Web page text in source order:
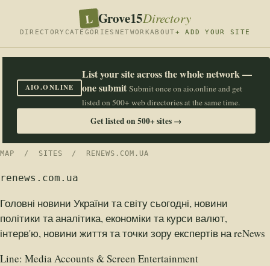
L Grove15Directory
DIRECTORY CATEGORIES NETWORKABOUT+ ADD YOUR SITE
AIO.ONLINE
List your site across the whole network —
one submit Submit once on aio.online and get
listed on 500+ web directories at the same time.
Get listed on 500+ sites →
MAP / SITES / RENEWS.COM.UA
renews.com.ua
Головні новини України та світу сьогодні, новини
політики та аналітика, економіки та курси валют,
інтерв'ю, новини життя та точки зору експертів на reNews
Line: Media Accounts & Screen Entertainment